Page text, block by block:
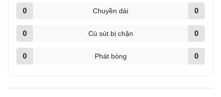
0 Chuyền dài 0
0 Cú sút bị chặn 0
0 Phát bóng 0